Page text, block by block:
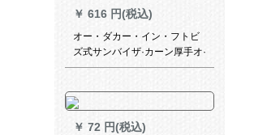
￥ 616 円(税込)
オー・ダカー・イン・フトビ
ズ式サンバイザ·カーン厚手オ·
ディィのレイン防止外線手動
必要です。
￥ 72 円(税込)